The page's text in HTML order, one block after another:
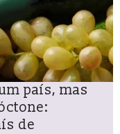
país, mas
de